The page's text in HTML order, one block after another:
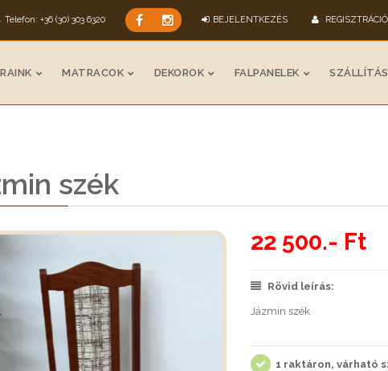
Telefon: +36 (30) 303 6320 BEJELENTKEZÉS REGISZTRÁCIÓ
MATRACOK DEKOROK FALPANELEK
szék
22 500.- Ft
Rövid leírás:
Jázmin szék
1 raktáron, várható